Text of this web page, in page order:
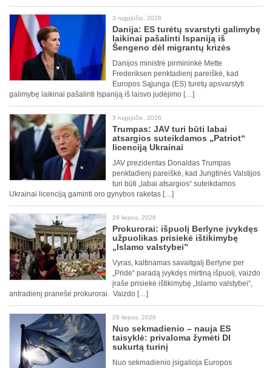
3 rugpjūčio, 2026
Danija: ES turėtų svarstyti galimybę
laikinai pašalinti Ispaniją iš
Šengeno dėl migrantų krizės
Danijos ministrė pirmininkė Mette
Frederiksen penktadienį pareiškė, kad
Europos Sąjunga (ES) turėtų apsvarstyti
galimybę laikinai pašalinti Ispaniją iš laisvo judėjimo […]
3 rugpjūčio, 2026
Trumpas: JAV turi būti labai
atsargios suteikdamos „Patriot“
licenciją Ukrainai
JAV prezidentas Donaldas Trumpas
penktadienį pareiškė, kad Jungtinės Valstijos
turi būti „labai atsargios“ suteikdamos
Ukrainai licenciją gaminti oro gynybos raketas […]
29 liepos, 2026
Prokurorai: išpuolį Berlyne įvykdęs
užpuolikas prisiekė ištikimybę
„Islamo valstybei”
Vyras, kaltinamas savaitgalį Berlyne per
„Pride“ paradą įvykdęs mirtiną išpuolį, vaizdo
įraše prisiekė ištikimybę „Islamo valstybei“,
antradienį pranešė prokurorai. Vaizdo […]
29 liepos, 2026
Nuo sekmadienio – nauja ES
taisyklė: privaloma žymėti DI
sukurtą turinį
Nuo sekmadienio įsigalioja Europos